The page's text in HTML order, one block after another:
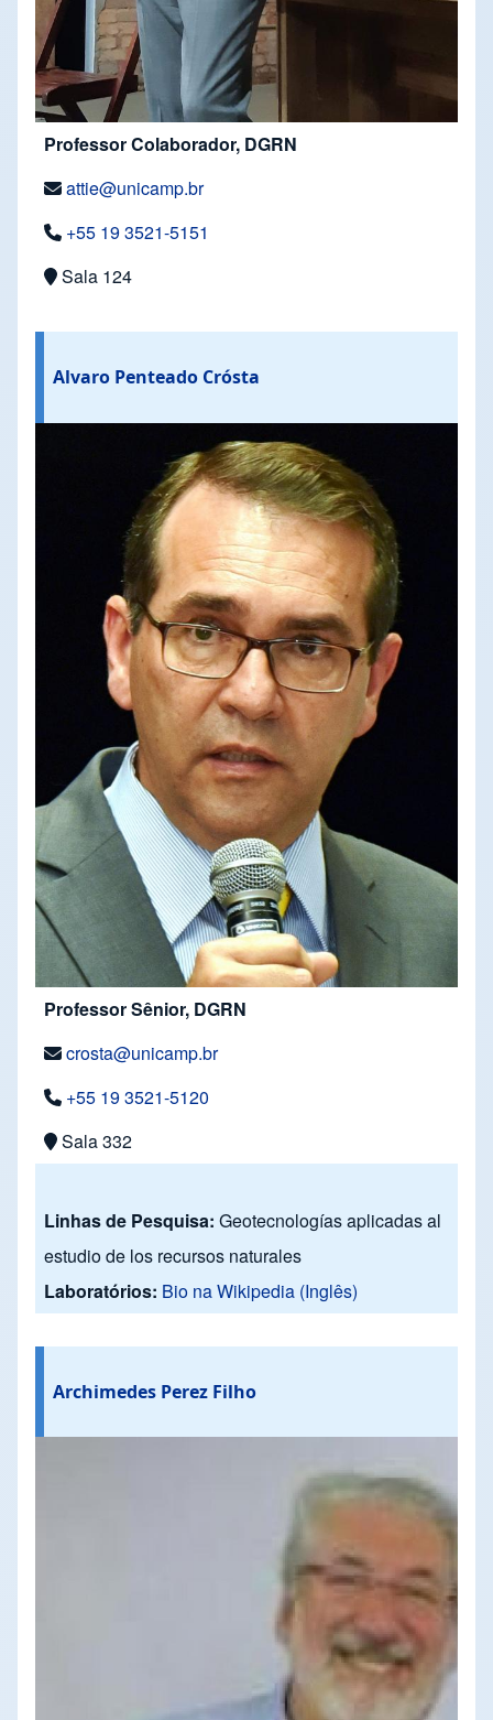
Professor Colaborador, DGRN
attie@unicamp.br
+55 19 3521-5151
Sala 124
Alvaro Penteado Crósta
Professor Sênior, DGRN
crosta@unicamp.br
+55 19 3521-5120
Sala 332
Linhas de Pesquisa: Geotecnologías aplicadas al
estudio de los recursos naturales
Laboratórios: Bio na Wikipedia (Inglês)
Archimedes Perez Filho